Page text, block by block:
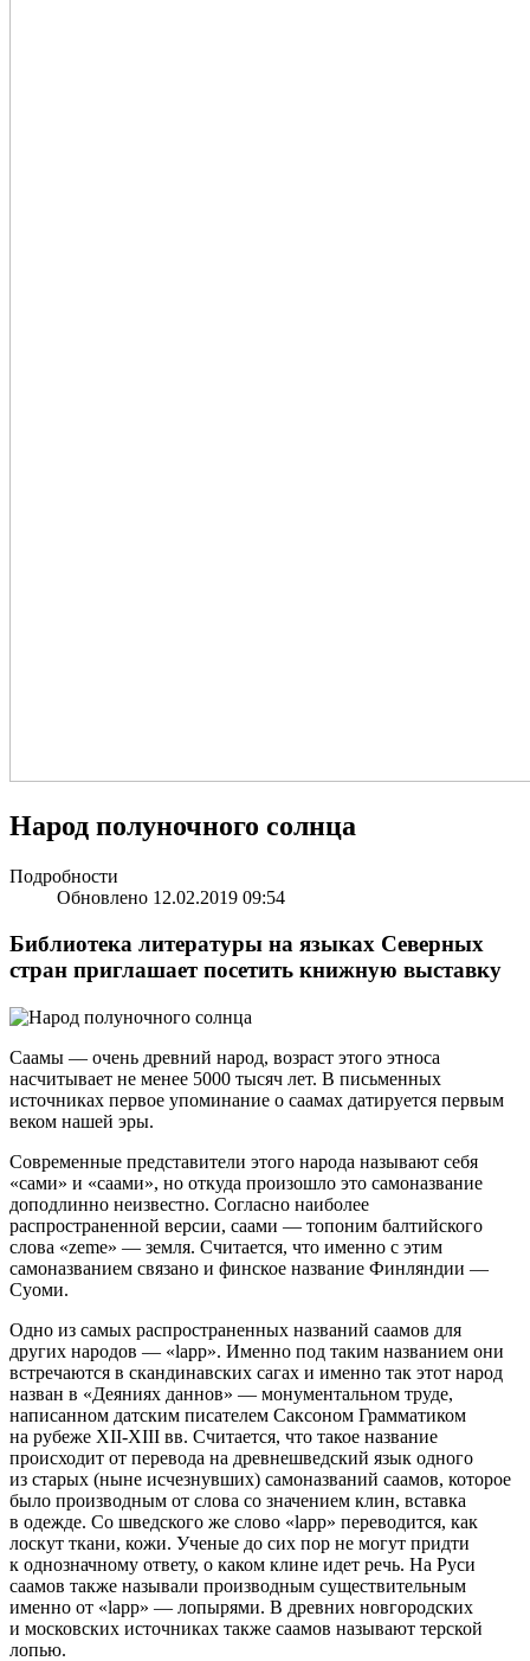
Народ полуночного солнца
Подробности
Обновлено 12.02.2019 09:54
Библиотека литературы на языках Северных
стран приглашает посетить книжную выставку
Саамы — очень древний народ, возраст этого этноса
насчитывает не менее 5000 тысяч лет. В письменных
источниках первое упоминание о саамах датируется первым
веком нашей эры.
Современные представители этого народа называют себя
«сами» и «саами», но откуда произошло это самоназвание
доподлинно неизвестно. Согласно наиболее
распространенной версии, саами — топоним балтийского
слова «zeme» — земля. Считается, что именно с этим
самоназванием связано и финское название Финляндии —
Суоми.
Одно из самых распространенных названий саамов для
других народов — «lapp». Именно под таким названием они
встречаются в скандинавских сагах и именно так этот народ
назван в «Деяниях даннов» — монументальном труде,
написанном датским писателем Саксоном Грамматиком
на рубеже XII-XIII вв. Считается, что такое название
происходит от перевода на древнешведский язык одного
из старых (ныне исчезнувших) самоназваний саамов, которое
было производным от слова со значением клин, вставка
в одежде. Со шведского же слово «lapp» переводится, как
лоскут ткани, кожи. Ученые до сих пор не могут придти
к однозначному ответу, о каком клине идет речь. На Руси
саамов также называли производным существительным
именно от «lapp» — лопырями. В древних новгородских
и московских источниках также саамов называют терской
лопью.